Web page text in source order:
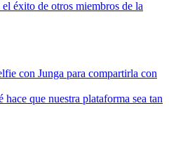
el éxito de otros miembros de la
con Junga para compartirla con
hace que nuestra plataforma sea tan